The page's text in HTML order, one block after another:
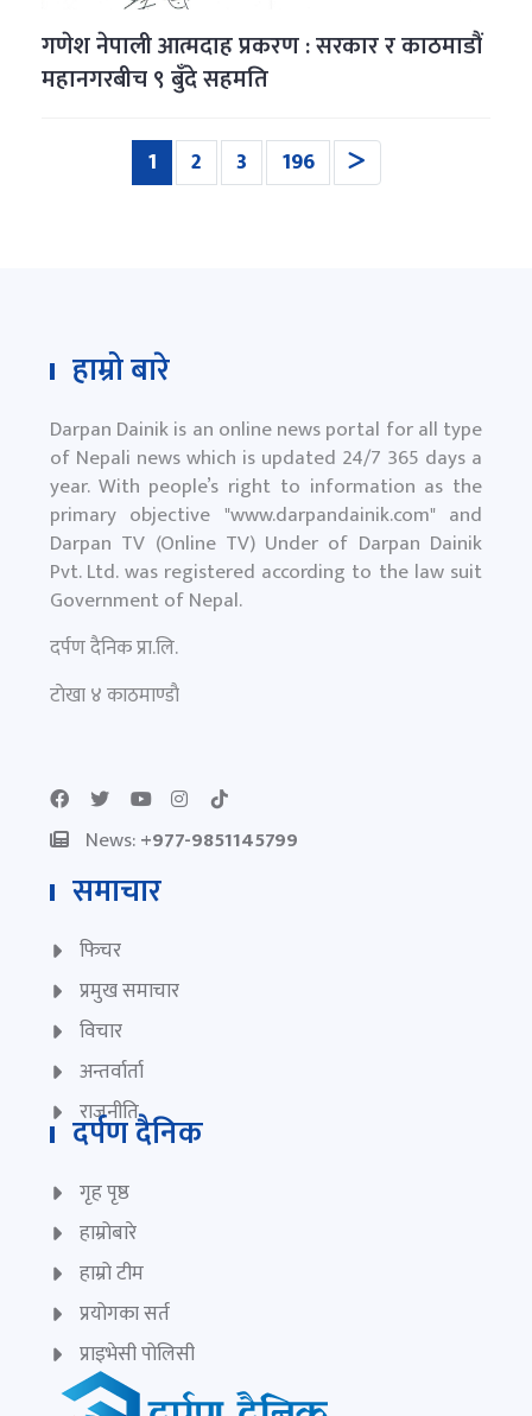
गणेश नेपाली आत्मदाह प्रकरण : सरकार र काठमाडौं
महानगरबीच ९ बुँदे सहमति
1 (current)
2 3 196
हाम्रो बारे
Darpan Dainik is an online news portal for all type
of Nepali news which is updated 24/7 365 days a
year. With people’s right to information as the
primary objective "www.darpandainik.com" and
Darpan TV (Online TV) Under of Darpan Dainik
Pvt. Ltd. was registered according to the law suit
Government of Nepal.
दर्पण दैनिक प्रा.लि.
टाेखा ४ काठमाण्डाै
News:+977-9851145799
समाचार
फिचर
प्रमुख समाचार
विचार
अन्तर्वार्ता
राजनीति
दर्पण दैनिक
गृह पृष्ठ
हाम्रोबारे
हाम्रो टीम
प्रयोगका सर्त
प्राइभेसी पोलिसी